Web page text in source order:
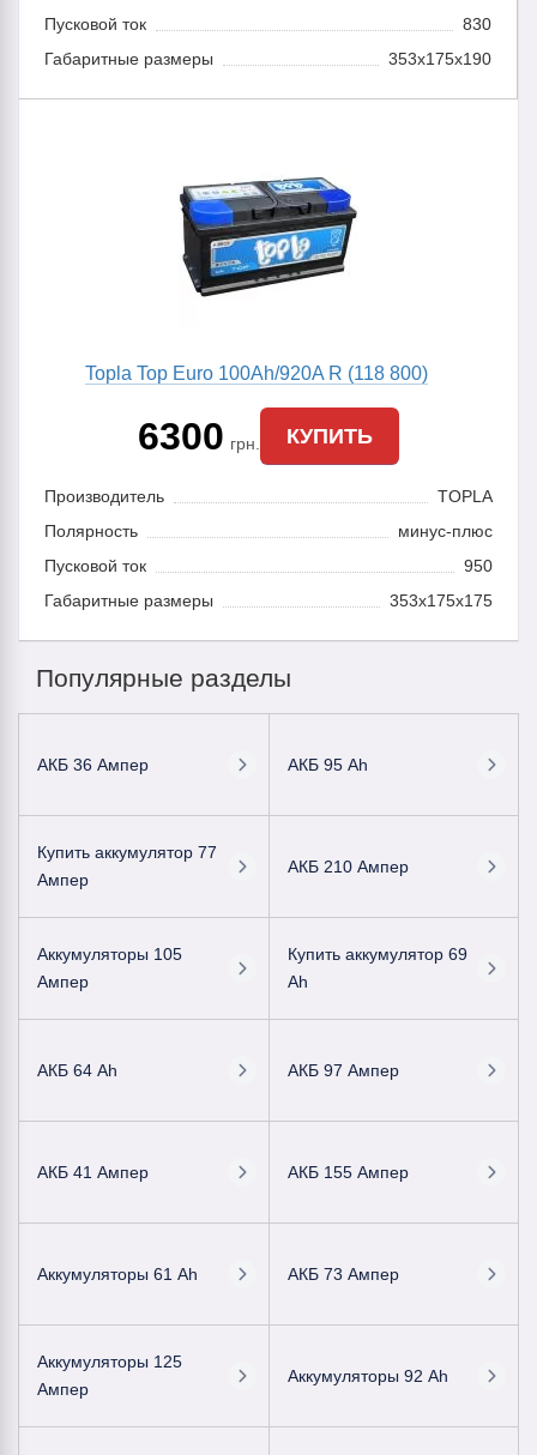
Пусковой ток
830
Габаритные размеры
353x175x190
Topla Top Euro 100Ah/920A R (118 800)
6300 грн. КУПИТЬ
Производитель
TOPLA
Полярность
минус-плюс
Пусковой ток
950
Габаритные размеры
353x175x175
Популярные разделы
АКБ 36 Ампер АКБ 95 Ah
Купить аккумулятор 77
Ампер
АКБ 210 Ампер
Аккумуляторы 105
Ампер
Купить аккумулятор 69
Ah
АКБ 64 Ah АКБ 97 Ампер
АКБ 41 Ампер АКБ 155 Ампер
Аккумуляторы 61 Ah АКБ 73 Ампер
Аккумуляторы 125
Ампер
Аккумуляторы 92 Ah